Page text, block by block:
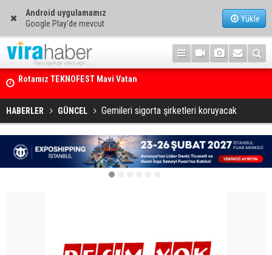
Android uygulamamız
Google Play'de mevcut
Yükle
Net Kârını Yüzde 38 Artışla 46.5 Milyon Dolar’a Yükseltti
HABERLER GÜNCEL Gemileri sigorta şirketleri koruyacak